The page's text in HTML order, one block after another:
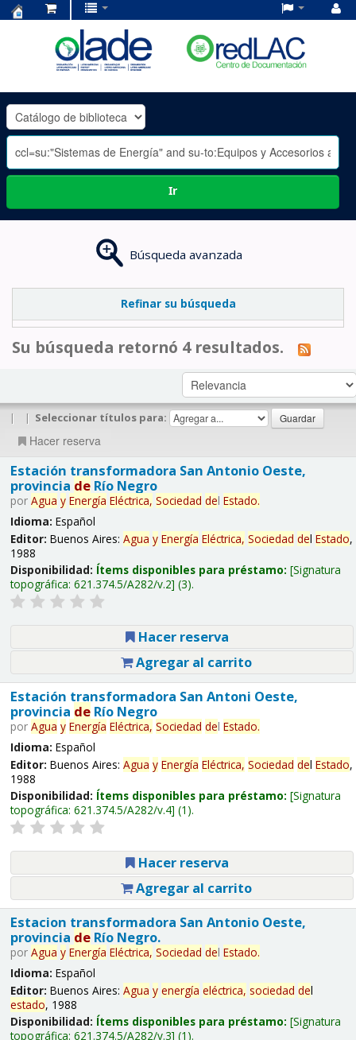
OLADE
-
Ir
Búsqueda avanzada
Refinar su búsqueda
Su búsqueda retornó 4 resultados.
| | Seleccionar títulos para:
Hacer reserva
Estación transformadora San Antonio Oeste,
provincia deRío Negro
por Agua y Energía Eléctrica, Sociedad del Estado.
Idioma: Español
Editor: Buenos Aires: Agua y Energía Eléctrica, Sociedad del Estado,
1988
Disponibilidad: Ítems disponibles para préstamo: Signatura
topográfica: 621.374.5/A282/v.2 (3).
Hacer reserva
Agregar al carrito
Estación transformadora San Antoni Oeste,
provincia deRío Negro
por Agua y Energía Eléctrica, Sociedad del Estado.
Idioma: Español
Editor: Buenos Aires: Agua y Energía Eléctrica, Sociedad del Estado,
1988
Disponibilidad: Ítems disponibles para préstamo: Signatura
topográfica: 621.374.5/A282/v.4 (1).
Hacer reserva
Agregar al carrito
Estacion transformadora San Antonio Oeste,
provincia deRío Negro.
por Agua y Energía Eléctrica, Sociedad del Estado.
Idioma: Español
Editor: Buenos Aires: Agua y energía eléctrica, sociedad del
estado, 1988
Disponibilidad: Ítems disponibles para préstamo: Signatura
topográfica: 621.374.5/A282/v.3 (1).